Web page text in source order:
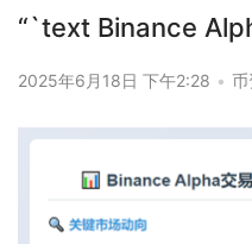
“`text Binance
2025年6月18日 下午2:28 • 币